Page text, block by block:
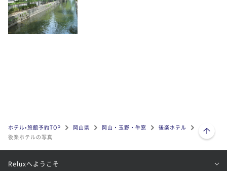
ホテル•旅館予約TOP 岡山県 岡山・玉野・牛窓
後楽ホテル
後楽ホテルの写真
ページトップへ
Reluxへようこそ